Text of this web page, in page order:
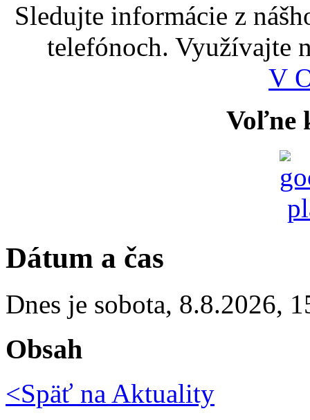
Sledujte informácie z
telefónoch. Využívajte
V
Voľne
Dátum a čas
Dnes je sobota, 8.8.2026,
Obsah
<Späť na Aktuality